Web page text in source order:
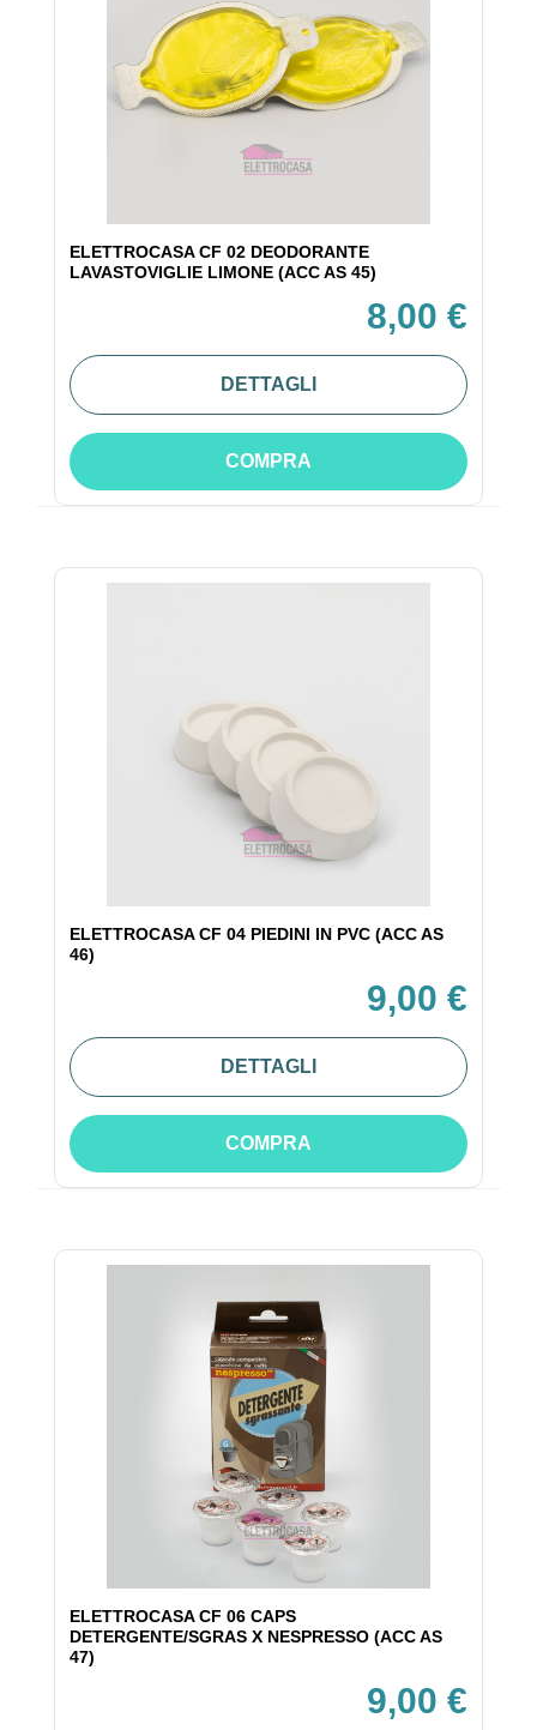
ELETTROCASA CF 02 DEODORANTE
LAVASTOVIGLIE LIMONE (ACC AS 45)
8,00 €
DETTAGLI
COMPRA
ELETTROCASA CF 04 PIEDINI IN PVC (ACC AS
46)
9,00 €
DETTAGLI
COMPRA
ELETTROCASA CF 06 CAPS
DETERGENTE/SGRAS X NESPRESSO (ACC AS
47)
9,00 €